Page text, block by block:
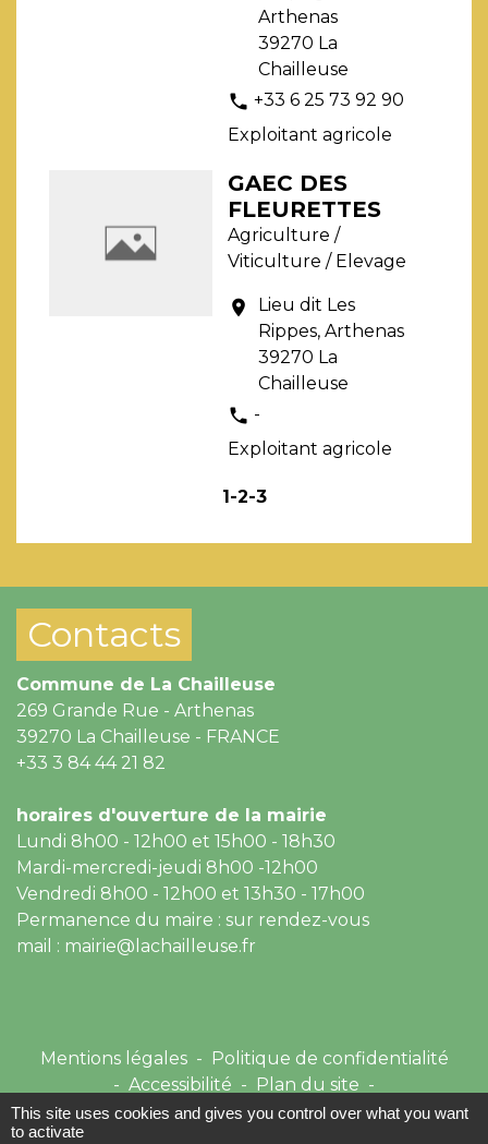
Arthenas
39270 La
Chailleuse
phone +33 6 25 73 92 90
Exploitant agricole
GAEC DES
FLEURETTES
Agriculture /
Viticulture / Elevage
location_on
Lieu dit Les
Rippes, Arthenas
39270 La
Chailleuse
phone -
Exploitant agricole
1-2-3
Contacts
Commune de La Chailleuse
269 Grande Rue - Arthenas
39270 La Chailleuse - FRANCE
+33 3 84 44 21 82
horaires d'ouverture de la mairie
Lundi 8h00 - 12h00 et 15h00 - 18h30
Mardi-mercredi-jeudi 8h00 -12h00
Vendredi 8h00 - 12h00 et 13h30 - 17h00
Permanence du maire : sur rendez-vous
mail : mairie@lachailleuse.fr
Mentions légales - Politique de confidentialité
- Accessibilité - Plan du site -
Gestion des cookies
This site uses cookies and gives you control over what you want
to activate